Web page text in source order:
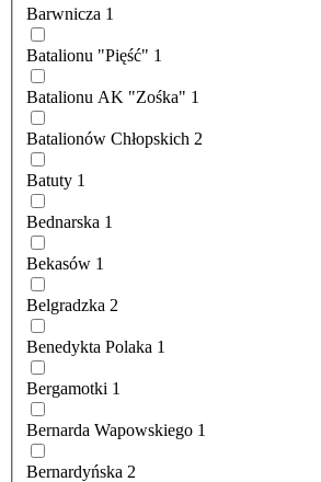
Barwnicza 1
Batalionu "Pięść" 1
Batalionu AK "Zośka" 1
Batalionów Chłopskich 2
Batuty 1
Bednarska 1
Bekasów 1
Belgradzka 2
Benedykta Polaka 1
Bergamotki 1
Bernarda Wapowskiego 1
Bernardyńska 2